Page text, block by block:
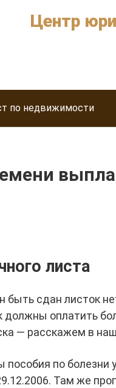
Центр
по недвижимости
листа
быть сдан листок
должны оплатить
— расскажем в
пособия по болезни
Там же